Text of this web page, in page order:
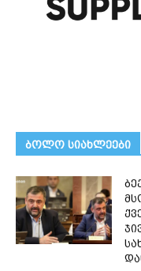
ᲑᲝᲚᲝ ᲡᲘᲐᲮᲚᲔᲔᲑᲘ